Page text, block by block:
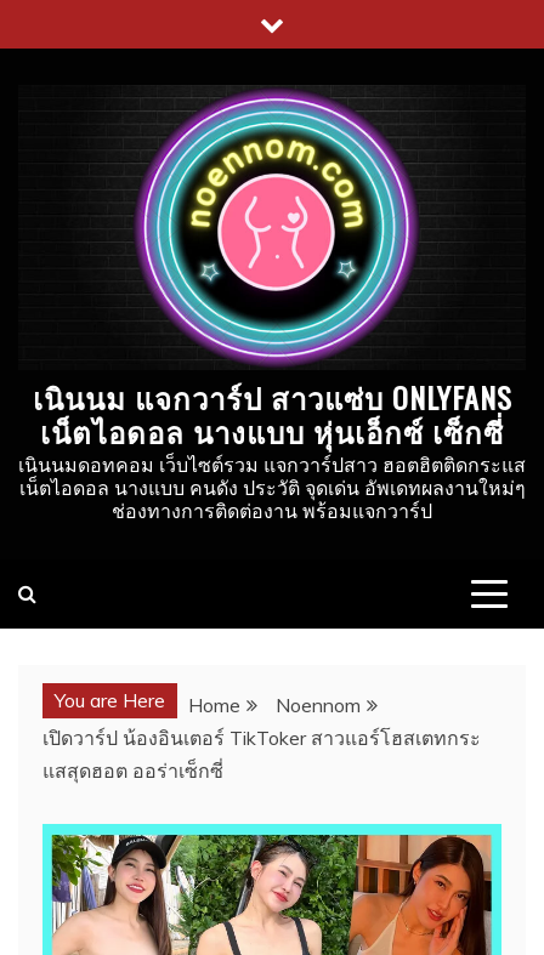
to
เนินนม แจกวาร์ป สาวแซ่บ ONLYFANS
เน็ตไอดอล นางแบบ หุ่นเอ็กซ์ เซ็กซี่
เนินนมดอทคอม เว็บไซต์รวม แจกวาร์ปสาว ฮอตฮิตติดกระแส
เน็ตไอดอล นางแบบ คนดัง ประวัติ จุดเด่น อัพเดทผลงานใหม่ๆ
ช่องทางการติดต่องาน พร้อมแจกวาร์ป
You are Here Home
Noennom
เปิดวาร์ป น้องอินเตอร์ TikToker สาวแอร์โฮสเตทกระ
แสสุดฮอต ออร่าเซ็กซี่